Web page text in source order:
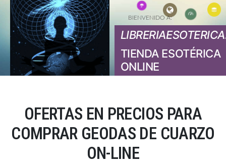
TIENDA ESOTÉRICA
ONLINE
BIENVENIDO A:
OFERTAS EN PRECIOS PARA
COMPRAR GEODAS DE CUARZO
ON-LINE